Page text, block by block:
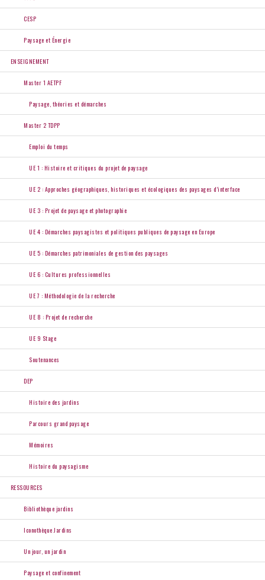
CESP
Paysage et Énergie
ENSEIGNEMENT
Master 1 AETPF
Paysage, théories et démarches
Master 2 TDPP
Emploi du temps
UE 1 : Histoire et critiques du projet de paysage
UE 2 : Approches géographiques, historiques et écologiques des paysages d’interface
UE 3 : Projet de paysage et photographie
UE 4 : Démarches paysagistes et politiques publiques de paysage en Europe
UE 5 : Démarches patrimoniales de gestion des paysages
UE 6 : Cultures professionnelles
UE 7 : Méthodologie de la recherche
UE 8 : Projet de recherche
UE 9 Stage
Soutenances
DEP
Histoire des jardins
Parcours grand paysage
Mémoires
Histoire du paysagisme
RESSOURCES
Bibliothèque jardins
Iconothèque Jardins
Un jour, un jardin
Paysage et confinement